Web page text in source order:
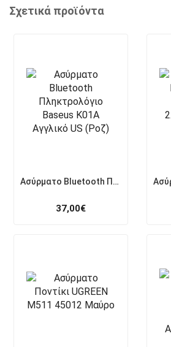
Σχετικά προϊόντα
Ασύρματο Bluetooth Πληκτρολόγιο Baseus K01A Αγγλικό US (Ροζ)
37,00€